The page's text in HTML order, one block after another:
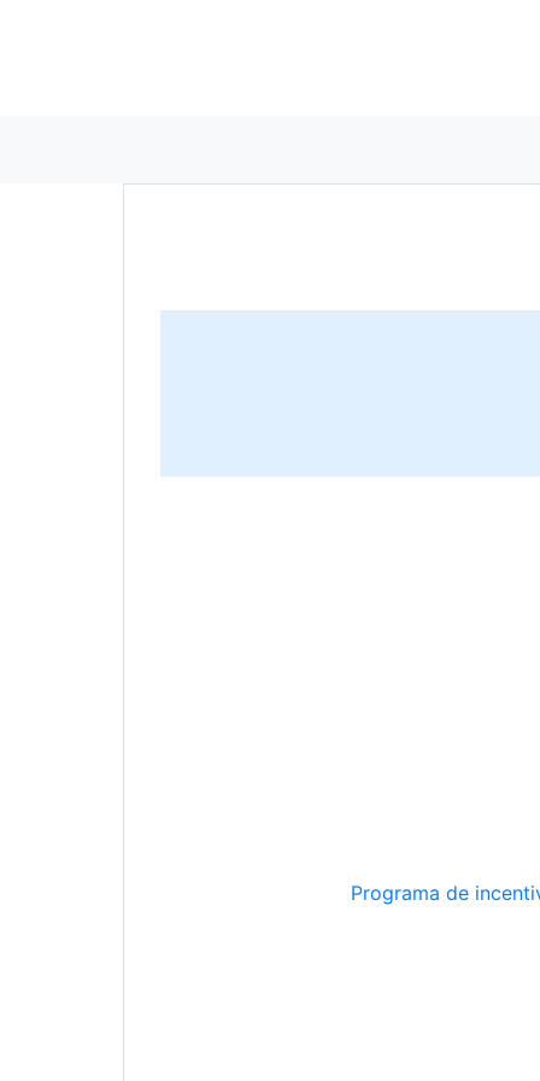
Programa de